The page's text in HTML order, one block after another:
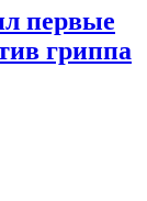
первые
гриппа